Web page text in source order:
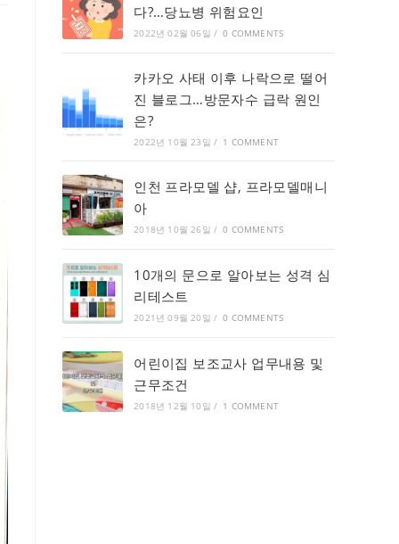
다?…당뇨병 위험요인
2022년 02월 06일 / 0 COMMENTS
카카오 사태 이후 나락으로 떨어
진 블로그…방문자수 급락 원인
은?
2022년 10월 23일 / 1 COMMENT
인천 프라모델 샵, 프라모델매니
아
2018년 10월 26일 / 0 COMMENTS
10개의 문으로 알아보는 성격 심
리테스트
2021년 09월 20일 / 0 COMMENTS
어린이집 보조교사 업무내용 및
근무조건
2018년 12월 10일 / 1 COMMENT